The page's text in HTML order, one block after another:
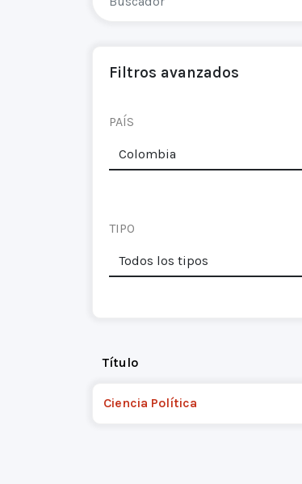
Filtros avanzados
PAÍS
TIPO
Título
Ciencia Política